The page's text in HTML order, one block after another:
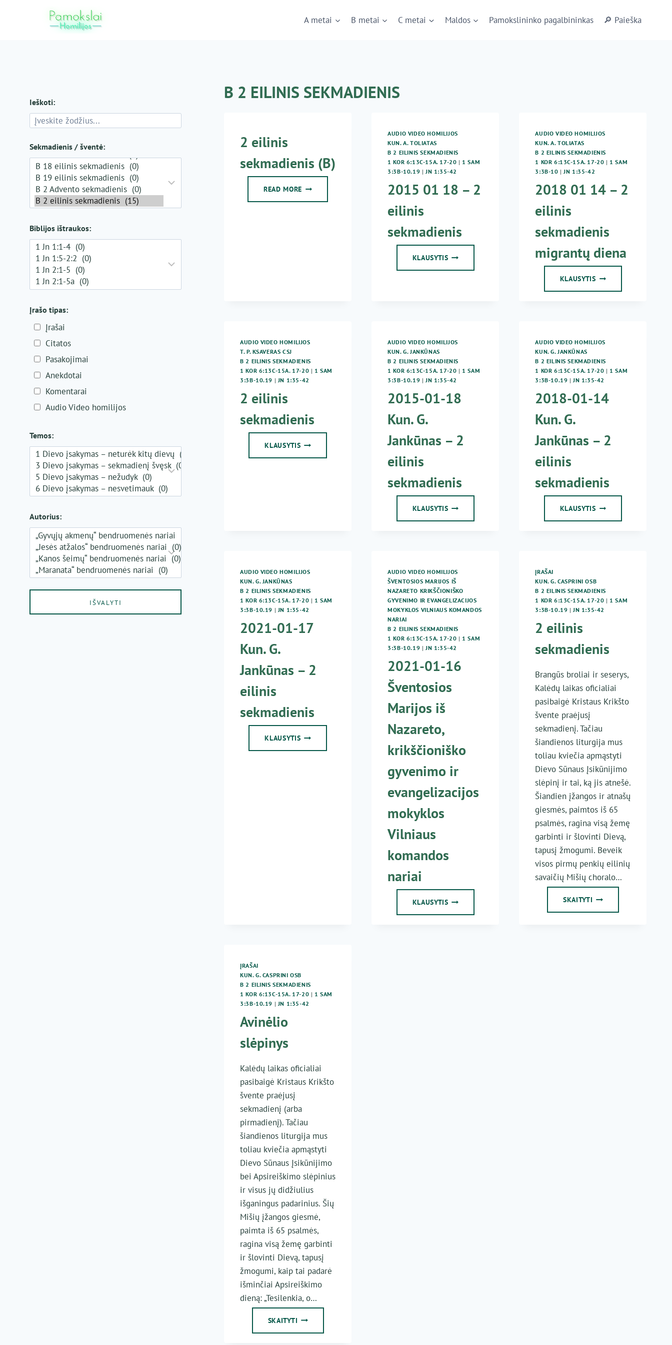
A metai B metai C metai Maldos Pamokslininko pagalbininkas 🔎 Paieška
B 2 EILINIS SEKMADIENIS
2 eilinis
sekmadienis (B)
READ MORE 2
AUDIO VIDEO HOMILIJOS
KUN. A. TOLIATAS
B 2 EILINIS SEKMADIENIS
1 KOR 6:13C-15A. 17-20 | 1 SAM
3:3B-10.19 |JN 1:35-42
2015 01 18 – 2
eilinis
sekmadienis
KLAUSYTIS2015
AUDIO VIDEO HOMILIJOS
KUN. A. TOLIATAS
B 2 EILINIS SEKMADIENIS
1 KOR 6:13C-15A. 17-20 | 1 SAM
3:3B-10 |JN 1:35-42
2018 01 14 – 2
eilinis
sekmadienis
migrantų diena
KLAUSYTIS2018
SEKMADIENIS
DIENA
AUDIO VIDEO HOMILIJOS
T. P. KSAVERAS CSJ
B 2 EILINIS SEKMADIENIS
1 KOR 6:13C-15A. 17-20 | 1 SAM
3:3B-10.19 | JN 1:35-42
2 eilinis
sekmadienis
KLAUSYTIS2
AUDIO VIDEO HOMILIJOS
KUN. G. JANKŪNAS
B 2 EILINIS SEKMADIENIS
1 KOR 6:13C-15A. 17-20 | 1 SAM
3:3B-10.19 | JN 1:35-42
2015-01-18
Kun. G.
Jankūnas – 2
eilinis
sekmadienis
KLAUSYTIS2015-
–
2
EILINIS
SEKMADIENIS
AUDIO VIDEO HOMILIJOS
KUN. G. JANKŪNAS
B 2 EILINIS SEKMADIENIS
1 KOR 6:13C-15A. 17-20 | 1 SAM
3:3B-10.19 | JN 1:35-42
2018-01-14
Kun. G.
Jankūnas – 2
eilinis
sekmadienis
KLAUSYTIS2018-
2
EILINIS
SEKMADIENIS
AUDIO VIDEO HOMILIJOS
KUN. G. JANKŪNAS
B 2 EILINIS SEKMADIENIS
1 KOR 6:13C-15A. 17-20 | 1 SAM
3:3B-10.19 | JN 1:35-42
2021-01-17
Kun. G.
Jankūnas – 2
eilinis
sekmadienis
KLAUSYTIS2021-
AUDIO VIDEO HOMILIJOS
ŠVENTOSIOS MARIJOS IŠ
NAZARETO KRIKŠČIONIŠKO
GYVENIMO IR EVANGELIZACIJOS
MOKYKLOS VILNIAUS KOMANDOS
NARIAI
B 2 EILINIS SEKMADIENIS
1 KOR 6:13C-15A. 17-20 | 1 SAM
3:3B-10.19 | JN 1:35-42
2021-01-16
Šventosios
Marijos iš
Nazareto,
krikščioniško
gyvenimo ir
evangelizacijos
mokyklos
Vilniaus
komandos
nariai
KLAUSYTIS2021-
ĮRAŠAI
KUN. G. CASPRINI OSB
B 2 EILINIS SEKMADIENIS
1 KOR 6:13C-15A. 17-20 | 1 SAM
3:3B-10.19 | JN 1:35-42
2 eilinis
sekmadienis
Brangūs broliai ir seserys,
Kalėdų laikas oficialiai
pasibaigė Kristaus Krikšto
švente praėjusį
sekmadienį. Tačiau
šiandienos liturgija mus
toliau kviečia apmąstyti
Dievo Sūnaus Įsikūnijimo
slėpinį ir tai, ką jis atnešė.
Šiandien įžangos ir atnašų
giesmės, paimtos iš 65
psalmės, ragina visą žemę
garbinti ir šlovinti Dievą,
tapusį žmogumi. Beveik
visos pirmų penkių eilinių
savaičių Mišių choralo…
SKAITYTI 2
ĮRAŠAI
KUN. G. CASPRINI OSB
B 2 EILINIS SEKMADIENIS
1 KOR 6:13C-15A. 17-20 | 1 SAM
3:3B-10.19 | JN 1:35-42
Avinėlio
slėpinys
Kalėdų laikas oficialiai
pasibaigė Kristaus Krikšto
švente praėjusį
sekmadienį (arba
pirmadienį). Tačiau
šiandienos liturgija mus
toliau kviečia apmąstyti
Dievo Sūnaus Įsikūnijimo
bei Apsireiškimo slėpinius
ir visus jų didžiulius
išganingus padarinius. Šių
Mišių įžangos giesmė,
paimta iš 65 psalmės,
ragina visą žemę garbinti
ir šlovinti Dievą, tapusį
žmogumi, kaip tai padarė
išminčiai Apsireiškimo
dieną: „Tesilenkia, o…
SKAITYTI AVINĖLIO
Ieškoti:
Sekmadienis / šventė:
Biblijos ištraukos:
Įrašo tipas:
Įrašai
Citatos
Pasakojimai
Anekdotai
Komentarai
Audio Video homilijos
Temos:
Autorius: